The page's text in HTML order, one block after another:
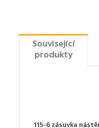
Související
produkty
115-6 zásuvka